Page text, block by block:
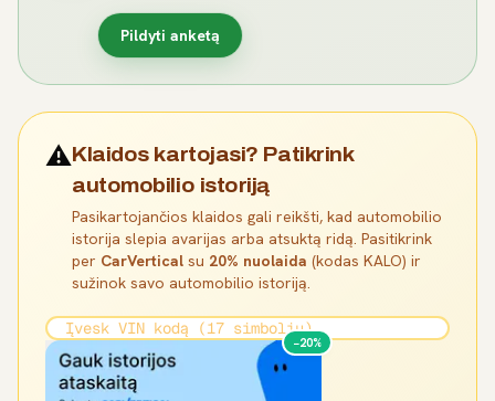
Pildyti anketą
⚠️Klaidos kartojasi? Patikrink
automobilio istoriją
Pasikartojančios klaidos gali reikšti, kad automobilio
istorija slepia avarijas arba atsuktą ridą. Pasitikrink
per CarVertical su 20% nuolaida (kodas KALO) ir
sužinok savo automobilio istoriją.
−20%